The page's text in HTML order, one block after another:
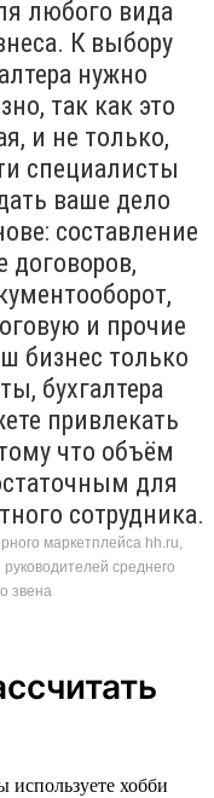
любого вида
К выбору
нужно
так как это
и не только,
специалисты
ваше дело
составление
договоров,
и прочие
бизнес только
бухгалтера
привлекать
что объём
для
сотрудника.
маркетплейса hh.ru,
среднего
звена
используете хобби